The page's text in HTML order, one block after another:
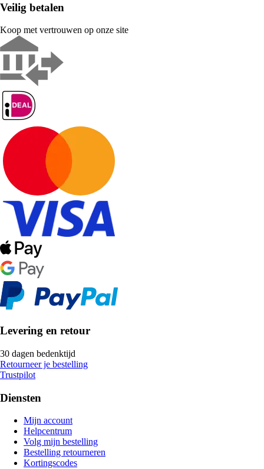
Veilig betalen
Koop met vertrouwen op onze site
Levering en retour
30 dagen bedenktijd
Retourneer je bestelling
Trustpilot
Diensten
Mijn account
Helpcentrum
Volg mijn bestelling
Bestelling retourneren
Kortingscodes